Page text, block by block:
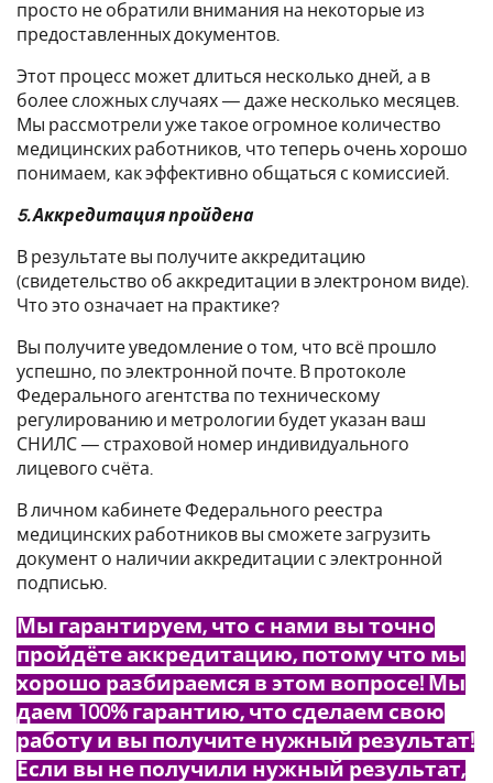
просто не обратили внимания на некоторые из
предоставленных документов.
Этот процесс может длиться несколько дней, а в
более сложных случаях — даже несколько месяцев.
Мы рассмотрели уже такое огромное количество
медицинских работников, что теперь очень хорошо
понимаем, как эффективно общаться с комиссией.
5. Аккредитация пройдена
В результате вы получите аккредитацию
(свидетельство об аккредитации в электроном виде).
Что это означает на практике?
Вы получите уведомление о том, что всё прошло
успешно, по электронной почте. В протоколе
Федерального агентства по техническому
регулированию и метрологии будет указан ваш
СНИЛС — страховой номер индивидуального
лицевого счёта.
В личном кабинете Федерального реестра
медицинских работников вы сможете загрузить
документ о наличии аккредитации с электронной
подписью.
Мы гарантируем, что с нами вы точно
пройдёте аккредитацию, потому что мы
хорошо разбираемся в этом вопросе! Мы
даем 100% гарантию, что сделаем свою
работу и вы получите нужный результат!
Если вы не получили нужный результат,